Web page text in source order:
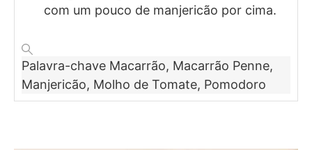
com um pouco de manjericão por cima.
Palavra-chave Macarrão, Macarrão Penne,
Manjericão, Molho de Tomate, Pomodoro